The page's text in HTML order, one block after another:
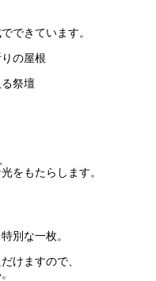
できています。
の屋根
祭壇
をもたらします。
別な一枚。
けますので、